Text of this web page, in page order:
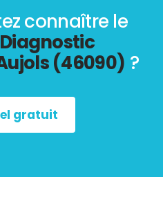
connaître le
Diagnostic
(46090) ?
gratuit